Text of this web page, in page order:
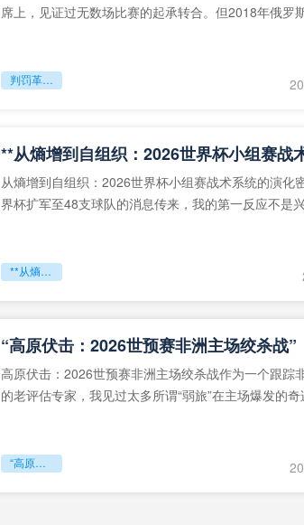
席上，见证过无数场比赛的起承转合。但2018年俄罗
判罚革命：VAR如何改写世界杯的规则与秩序
从熵增到自组织：2026世界杯小组赛战术系统的演化
界杯扩军至48支球队的消息传来，我的第一反应不是
**从熵增到自组织：2026世界杯小组赛战术系统的演化密码**
“高原伏击：2026世预赛非洲主场绞杀战”
高原伏击：2026世预赛非洲主场绞杀战作为一个跟踪
的老评估专家，我见过太多所谓“弱旅”在主场爆发的
“高原伏击：2026世预赛非洲主场绞杀战”